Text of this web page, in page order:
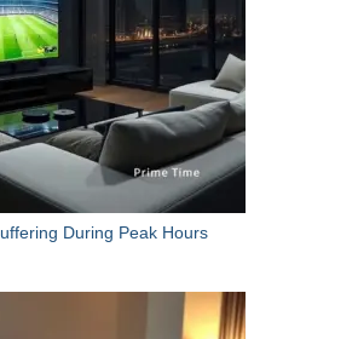
During Peak Hours